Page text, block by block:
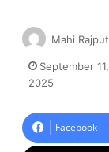
Mahi Rajput
September 11,
2025
Facebook